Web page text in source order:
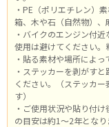
・PE（ポリエチレン）
箱、木や石（自然物）、
・バイクのエンジン付
使用は避けてください。
・貼る素材や場所によっ
・ステッカーを剥がす
ください。（ステッカ
す）
・ご使用状況や貼り付
の目安は約1～2年となり